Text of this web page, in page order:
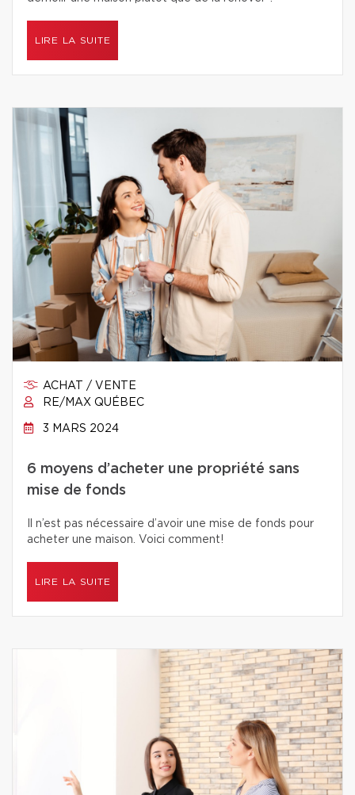
LIRE LA SUITE
ACHAT / VENTE
RE/MAX QUÉBEC
3 MARS 2024
6 moyens d’acheter une propriété sans
mise de fonds
Il n’est pas nécessaire d’avoir une mise de fonds pour
acheter une maison. Voici comment!
LIRE LA SUITE